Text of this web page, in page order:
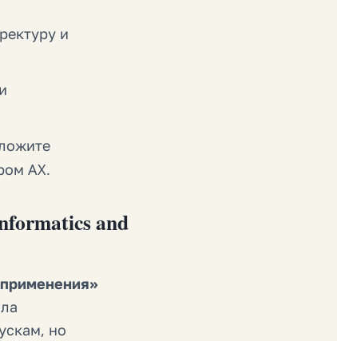
и
AX.
and
но